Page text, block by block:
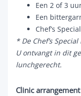
Een 2 of 3
Een
Chef’s
* De Chef’s
U ontvangt in dit
lunchgerecht.
Clinic